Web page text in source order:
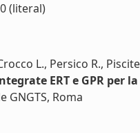
(literal)
L., Persico R.,
ERT e GPR
GNGTS, Roma